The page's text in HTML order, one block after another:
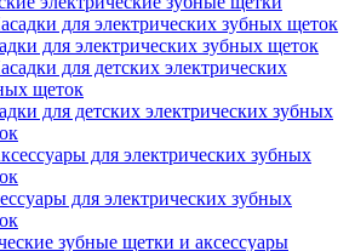
для электрических зубных щеток
для детских электрических зубных
для электрических зубных